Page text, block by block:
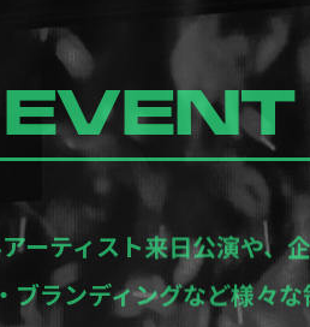
ーティスト来日公演や、
ランディングなど様々な